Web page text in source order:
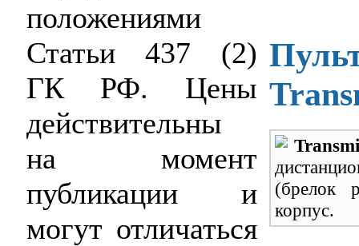
положениями
Статьи 437 (2)
ГК РФ. Цены
действительны
на момент
публикации и
могут отличаться
(брелок
корпус.